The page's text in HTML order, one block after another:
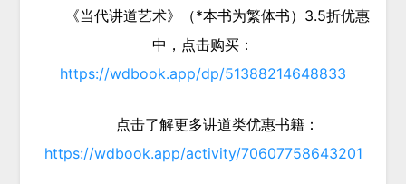
《当代讲道艺术》（*本书为繁体书）3.5折优惠
中，点击购买：
https://wdbook.app/dp/51388214648833
点击了解更多讲道类优惠书籍：
https://wdbook.app/activity/70607758643201